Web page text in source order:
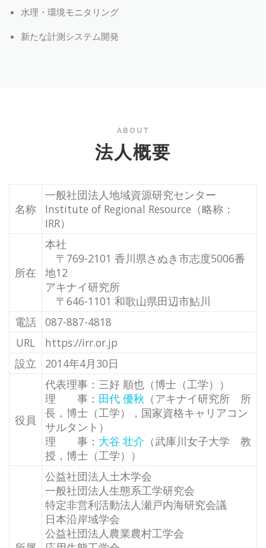
水理・環境モニタリング
新たな計測システム開発
ABOUT
法人概要
名称
一般社団法人地域資源研究センター
Institute of Regional Resource（略称：
IRR）
所在
本社
〒769-2101 香川県さぬき市志度5006番
地12
アキナイ研究所
〒646-1101 和歌山県田辺市鮎川
電話
087-887-4818
URL
https://irr.or.jp
設立
2014年4月30日
役員
代表理事：三好 順也（博士（工学））
理 事： 田代 優秋 （アキナイ研究所 所
長，博士（工学），国家資格キャリアコン
サルタント）
理 事： 大谷 壮介 （武庫川女子大学 教
授，博士（工学））
公益社団法人土木学会
一般社団法人生態系工学研究会
特定非営利活動法人瀬戸内海研究会議
日本沿岸域学会
公益社団法人農業農村工学会